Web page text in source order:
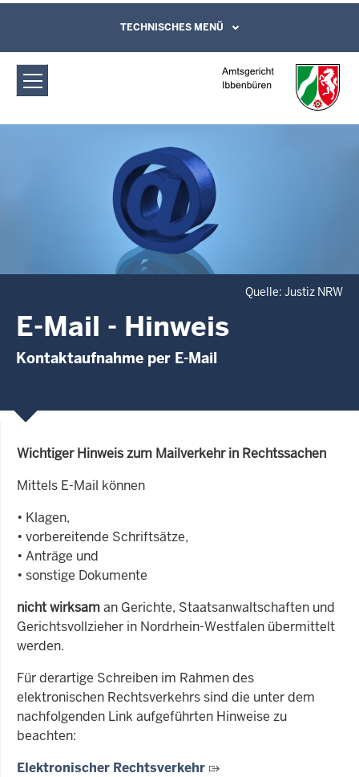
Amtsgericht Ibbenbüren: E-Mail -
Hinweis
Direkt zum Inhalt
Leichte Sprache, Gebärdensprachenvideo
und Kontaktformular
TECHNISCHES MENÜ
Quelle: Justiz NRW
E-Mail - Hinweis
Kontaktaufnahme per E-Mail
Wichtiger Hinweis zum Mailverkehr in Rechtssachen
Mittels E-Mail können
• Klagen,
• vorbereitende Schriftsätze,
• Anträge und
• sonstige Dokumente
nicht wirksaman Gerichte, Staatsanwaltschaften und
Gerichtsvollzieher in Nordrhein-Westfalen übermittelt
werden.
Für derartige Schreiben im Rahmen des
elektronischen Rechtsverkehrs sind die unter dem
nachfolgenden Link aufgeführten Hinweise zu
beachten:
Elektronischer Rechtsverkehr